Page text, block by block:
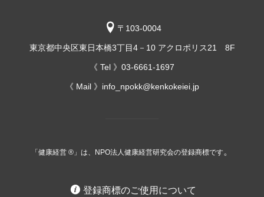
〒103-0004
東京都中央区東日本橋3丁目4－10 アクロポリス21 8F
《 Tel 》03-6661-1697
《 Mail 》info_npokk@kenkokeiei.jp
「健康経営 ®」は、NPO法人健康経営研究会の登録商標です。
登録商標のご使用について